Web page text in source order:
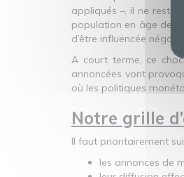
appliqués –, il ne reste
population en âge de
d’être influencée
A court terme, ce
annoncées vont
où les politiques
Notre grille
Il faut prioritairement
les annonces de